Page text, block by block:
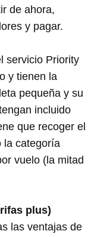
de ahora,
y pagar.
servicio Priority
y tienen la
pequeña y su
incluido
que recoger el
la categoría
vuelo (la mitad
plus)
las ventajas de